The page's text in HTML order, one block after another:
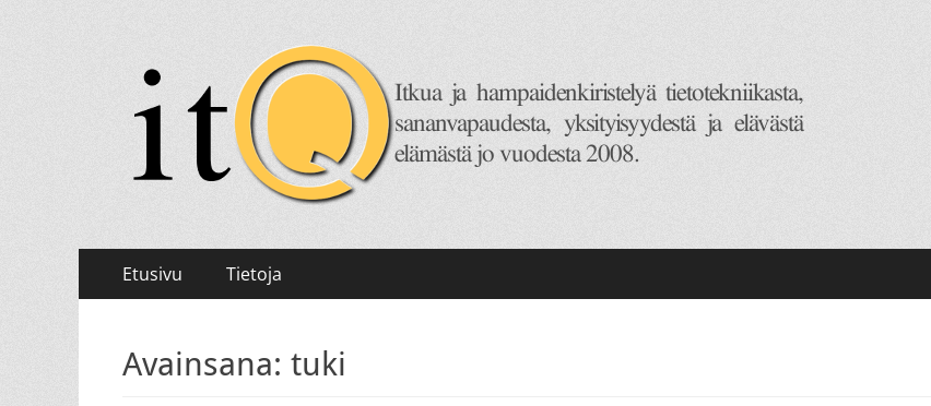
itQ
Itkua ja hammastenkiristelyä jo vuodesta 2008.
Primary
Menu
Etusivu Tietoja
Avainsana: tuki